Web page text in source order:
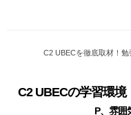
C2 UBECを徹底取材！勉
C2 UBECの学習環境
P、雰囲